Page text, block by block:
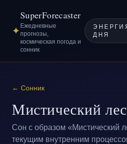
✦
SuperForecaster
Ежедневные
прогнозы,
космическая погода и
сонник
ДНЯ
← Сонник
Мистический лес
Сон с образом «Мистический
текущим внутренним